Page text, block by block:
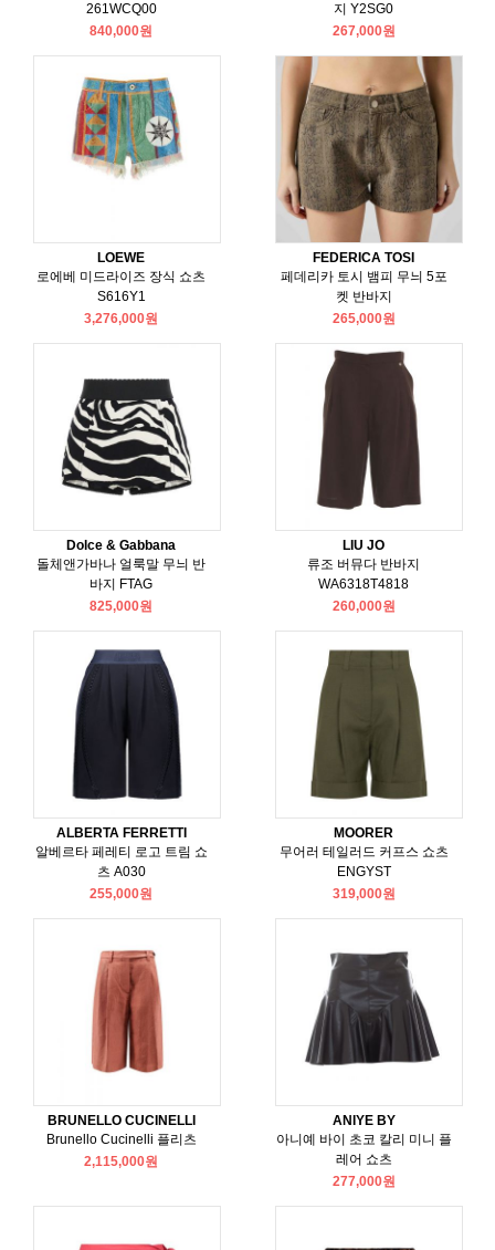
261WCQ00
840,000원
지 Y2SG0
267,000원
LOEWE
로에베 미드라이즈 장식 쇼츠
S616Y1
3,276,000원
FEDERICA TOSI
페데리카 토시 뱀피 무늬 5포
켓 반바지
265,000원
Dolce & Gabbana
돌체앤가바나 얼룩말 무늬 반
바지 FTAG
825,000원
LIU JO
류조 버뮤다 반바지
WA6318T4818
260,000원
ALBERTA FERRETTI
알베르타 페레티 로고 트림 쇼
츠 A030
255,000원
MOORER
무어러 테일러드 커프스 쇼츠
ENGYST
319,000원
BRUNELLO CUCINELLI
Brunello Cucinelli 플리츠
2,115,000원
ANIYE BY
아니예 바이 초코 칼리 미니 플
레어 쇼츠
277,000원